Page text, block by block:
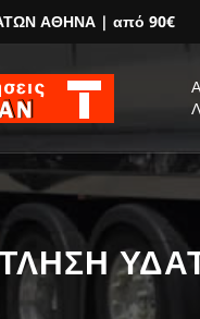
ΑΘΗΝΑ | από 90€